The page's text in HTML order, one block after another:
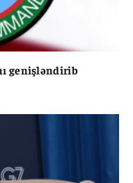
genişləndirib